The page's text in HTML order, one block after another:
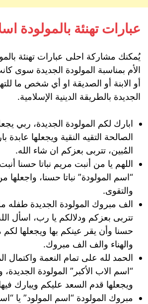
عبارات تهنئة بالمولودة
يُمكنك مشاركة احلى عبارات تهنئة
الأم بمناسبة المولودة الجديدة سوى
أو الابنة أو الصديقة او أي شخص ما
الجديدة بالطريقة الدينية الإسلامية.
ابارك لكم المولودة الجديدة، ربي
الصالحة التقيه النقية ويجعلها عابدة
المُبين، تتربى بعزكم ان شاء الله.
اللهم يا من أنبت مريم نباتا حسنا
“اسم المولودة” نباتا حسنا، واجعلها
والتقوى.
الف مبروك المولودة الجديدة طفله
تتربى بعزكم ودلالكم يا رب، اسأل الله
حسنا وأن يقر عينكم بها ويجعلها لكم
والهناء والف الف مبروك.
الحمد لله على تمام النعمة واكتمال
“اسم الاب الأكبر” المولودة
ويجعلها قدم السعد عليكم ويبارك
مبروك المولودة “اسم المولود” يا